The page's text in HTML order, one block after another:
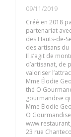
09/11/2019
Créé en 2018
partenariat
des Hauts-de-
des artisans
Il s’agit de
d’artisanat, de
valoriser
Mme Élodie
thé O
gourmandise
Mme Élodie
O
23 rue